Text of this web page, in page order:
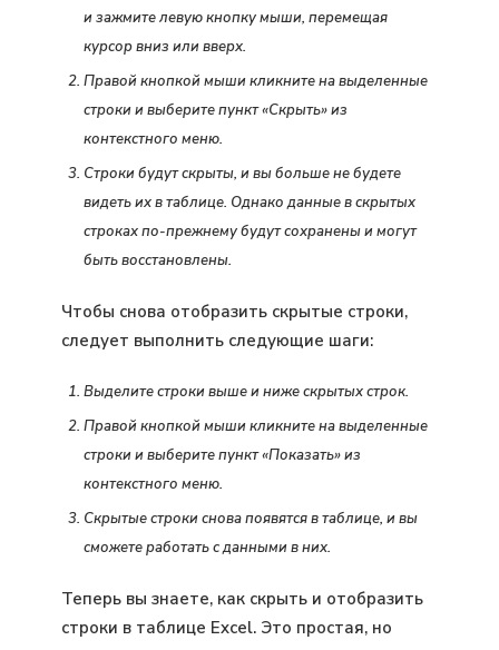
и зажмите левую кнопку мыши, перемещая
курсор вниз или вверх.
Правой кнопкой мыши кликните на выделенные
строки и выберите пункт «Скрыть» из
контекстного меню.
Строки будут скрыты, и вы больше не будете
видеть их в таблице. Однако данные в скрытых
строках по-прежнему будут сохранены и могут
быть восстановлены.
Чтобы снова отобразить скрытые строки,
следует выполнить следующие шаги:
Выделите строки выше и ниже скрытых строк.
Правой кнопкой мыши кликните на выделенные
строки и выберите пункт «Показать» из
контекстного меню.
Скрытые строки снова появятся в таблице, и вы
сможете работать с данными в них.
Теперь вы знаете, как скрыть и отобразить
строки в таблице Excel. Это простая, но